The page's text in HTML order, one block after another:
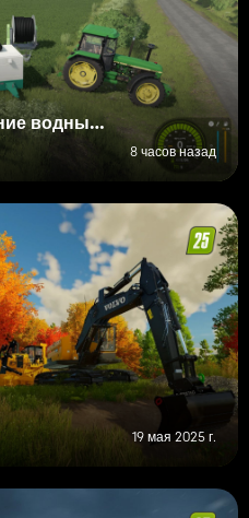
Реалистичное управление водными и почвенными ресурсами (RWSM)
8 часов назад
19 мая 2025 г.